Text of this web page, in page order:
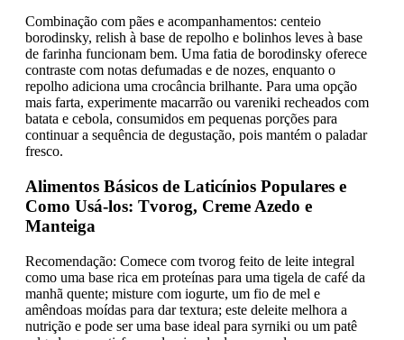
Combinação com pães e acompanhamentos: centeio
borodinsky, relish à base de repolho e bolinhos leves à base
de farinha funcionam bem. Uma fatia de borodinsky oferece
contraste com notas defumadas e de nozes, enquanto o
repolho adiciona uma crocância brilhante. Para uma opção
mais farta, experimente macarrão ou vareniki recheados com
batata e cebola, consumidos em pequenas porções para
continuar a sequência de degustação, pois mantém o paladar
fresco.
Alimentos Básicos de Laticínios Populares e
Como Usá-los: Tvorog, Creme Azedo e
Manteiga
Recomendação: Comece com tvorog feito de leite integral
como uma base rica em proteínas para uma tigela de café da
manhã quente; misture com iogurte, um fio de mel e
amêndoas moídas para dar textura; este deleite melhora a
nutrição e pode ser uma base ideal para syrniki ou um patê